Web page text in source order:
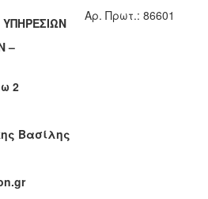
–
2
Βασίλης
Aρ. Πρωτ.: 86601